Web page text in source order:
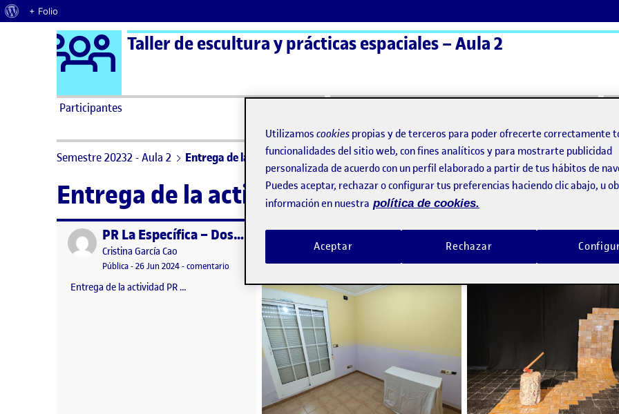
Acerca de WordPress
+ Folio
Saltar al contenido Logo Ágora
Taller de escultura y prácticas espaciales – Aula 2
Participantes
Semestre 20232 - Aula 2 Entrega de la actividad PR
Entrega de la actividad PR
Publicado por PR La Específica – Dossier final
Publicado por
Cristina García Cao
Visibilidad:
Pública-Fecha de publicación
26 Jun 202426 junio, 2024 11:53 pm
-comentario en PR La Específica – Dossier final
Entrega de la actividad PR …
LA ESPECÍFICA – SEMANA 4
Publicado por
Alejandro Corral Costas
Visibilidad:
Pública-Fecha de publicación
23 Jun 2024-1 comentarioen LA ESPECÍFICA – SEMANA 4
Sergio Escalona Robles
Visibilidad:
Pública-Fecha de
21 Jun 202425
-
Utilizamos cookies propias y de terceros para poder ofrecerte correctamente
funcionalidades del sitio web, con fines analíticos y para mostrarte publicidad
personalizada de acuerdo con un perfil elaborado a partir de tus hábitos de
Puedes aceptar, rechazar o configurar tus preferencias haciendo clic abajo, u
información en nuestra política de cookies.
Rechazar
Aceptar